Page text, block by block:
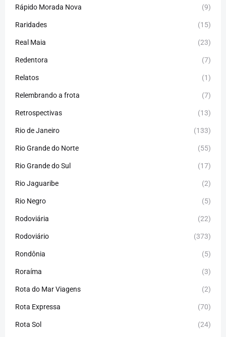
Rápido Morada Nova (9)
Raridades (15)
Real Maia (23)
Redentora (7)
Relatos (1)
Relembrando a frota (7)
Retrospectivas (13)
Rio de Janeiro (133)
Rio Grande do Norte (55)
Rio Grande do Sul (17)
Rio Jaguaribe (2)
Rio Negro (5)
Rodoviária (22)
Rodoviário (373)
Rondônia (5)
Roraíma (3)
Rota do Mar Viagens (2)
Rota Expressa (70)
Rota Sol (24)